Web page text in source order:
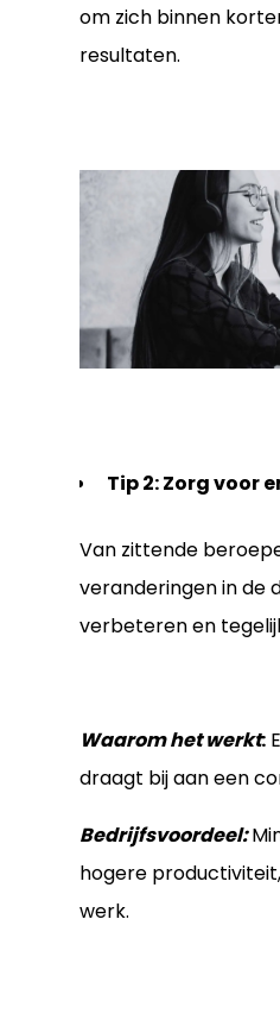
om zich binnen
resultaten.
Tip 2: Zorg voor
Van zittende
veranderingen in de
verbeteren en
Waarom het werkt:
draagt bij aan een
Bedrijfsvoordeel:
hogere
werk.